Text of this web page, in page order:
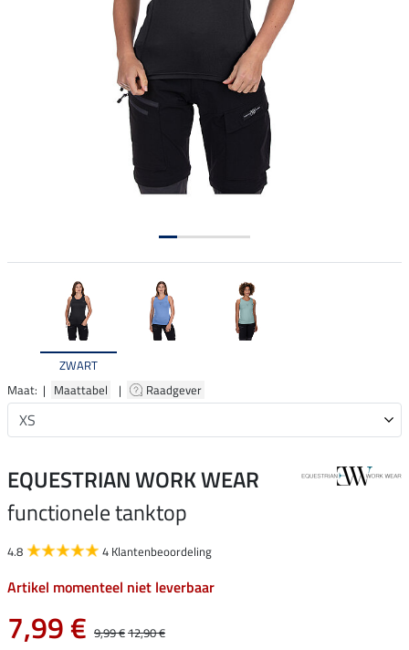
ZWART
Maat: | Maattabel | Raadgever
EQUESTRIAN WORK WEAR
functionele tanktop
4.8 4 Klantenbeoordeling
Artikel momenteel niet leverbaar
7,99 € 9,99 €12,90 €